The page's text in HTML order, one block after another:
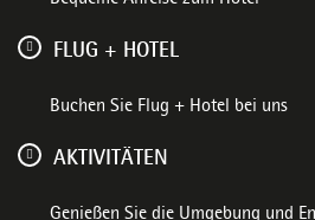
FLUG + HOTEL
Buchen Sie Flug + Hotel bei uns
AKTIVITÄTEN
Genießen Sie die Umgebung und